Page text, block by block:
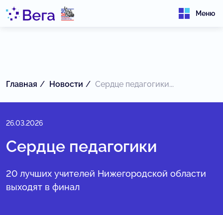
Меню
Главная Новости Сердце педагогики...
26.03.2026
Сердце педагогики
20 лучших учителей Нижегородской области
выходят в финал